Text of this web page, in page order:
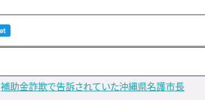
補助金詐欺で告訴されていた沖縄県名護市長